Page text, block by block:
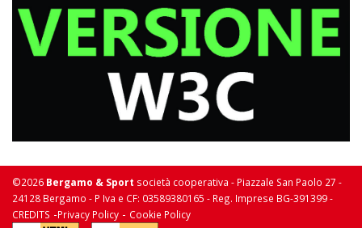
©2026 Bergamo & Sport società cooperativa - Piazzale San Paolo 27 -
24128 Bergamo - P Iva e CF: 03589380165 - Reg. Imprese BG-391399 -
CREDITS -Privacy Policy - Cookie Policy